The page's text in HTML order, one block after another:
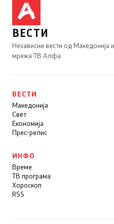
ВЕСТИ
Независни вести од Македонија
мрежа ТВ Алфа.
ВЕСТИ
Македонија
Свет
Економија
Прес-релис
ИНФО
Време
ТВ програма
Хороскоп
RSS